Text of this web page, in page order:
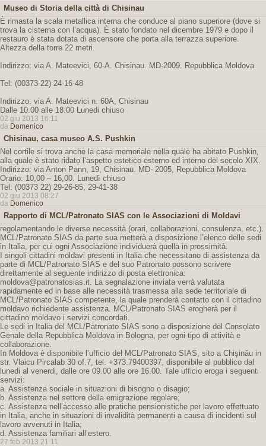
Museo di Storia della città di Chisinau
È rimasta la scala metallica interna che conduce al piano superiore (dove si
trova la cisterna con l’acqua). È stato fondato nel dicembre 1979 e dopo il
restauro è stata dotata di ascensore che porta alla terrazza superiore.
Altezza della torre 22 metri.
Indirizzo: via A. Mateevici, 60-A. Chisinau. MD-2009. Repubblica Moldova.
Tel: (00373-22) 24-16-48
Indirizzo: via A. Mateevici n. 60A, Chisinau
Dalle 10.00 alle 18.00 Lunedi chiuso
02 giu 2013 16:11
da Domenico
Chisinau, casa museo A.S. Pushkin
Nel cortile si trova anche la casa memoriale nella quale ha abitato Pushkin,
alla quale è stato ridato l’aspetto estetico esterno ed interno del secolo XIX.
Indirizzo: via Anton Pann, 19, Chisinau. MD- 2005, Repubblica Moldova
Orario: 10,00 – 16,00. Lunedì chiuso
Tel: (00373 22) 29-26-85; 29-41-38
02 giu 2013 08:27
da Domenico
Rapporto di MCL/Patronato SIAS con le Associazioni di Moldavi
regolamentando le diverse necessità (orari, collaborazioni, consulenza, etc.).
MCL/Patronato SIAS da parte sua metterà a disposizione l’elenco delle sedi
in Italia, per cui ogni Associazione individuerà quella in prossimità.
I singoli cittadini moldavi presenti in Italia che necessitano di assistenza da
parte di MCL/Patronato SIAS e del suo Patronato possono scrivere
direttamente al seguente indirizzo di posta elettronica:
moldova@patronatosias.it. La segnalazione inviata verrà valutata
rapidamente ed in base alle necessità trasmessa alla sede territoriale di
MCL/Patronato SIAS competente, la quale prenderà contatto con il cittadino
moldavo richiedente assistenza. MCL/Patronato SIAS erogherà per il
cittadino moldavo i servizi concordati.
Le sedi in Italia del MCL/Patronato SIAS sono a disposizione del Consolato
Genale della Repubblica Moldova in Bologna, per ogni tipo di attività e
collaborazione.
In Moldova è disponibile l’ufficio del MCL/Patronato SIAS, sito a Chişinău in
str. Vlaicu Pircalab 30 of.7, tel. +373.79400397, disponibile al pubblico dal
lunedi al venerdi, dalle ore 09.00 alle ore 16.00. Tale ufficio eroga i seguenti
servizi:
a. Assistenza sociale in situazioni di bisogno o disagio;
b. Assistenza nel settore della emigrazione regolare;
c. Assistenza nell’accesso alle pratiche pensionistiche per lavoro effettuato
in Italia, anche in situazioni di invalidità permanenti a causa di incidenti sul
lavoro avvenuti in Italia;
d. Assistenza familiari all’estero.
27 feb 2013 21:11